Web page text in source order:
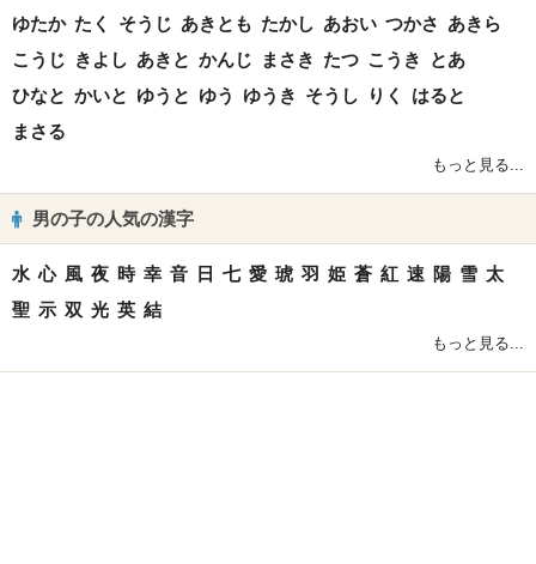
ゆたか たく そうじ あきとも たかし あおい つかさ あきら
こうじ きよし あきと かんじ まさき たつ こうき
とあ
ひなと かいと ゆうと ゆう ゆうき そうし りく
はると
まさる
もっと見る...
男の子の人気の漢字
水 心 風 夜 時 幸 音 日 七 愛 琥 羽 姫 蒼 紅 速 陽 雪 太
聖 示 双 光 英 結
もっと見る...